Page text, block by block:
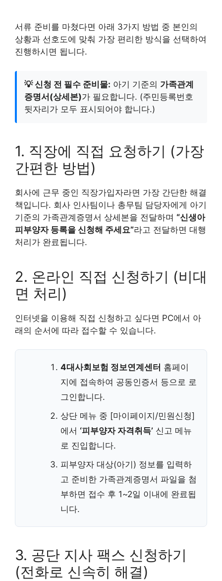
서류 준비를 마쳤다면 아래 3가지 방법 중 본인의
상황과 선호도에 맞춰 가장 편리한 방식을 선택하여
진행하시면 됩니다.
💡 신청 전 필수 준비물: 아기 기준의 가족관계
증명서(상세본)가 필요합니다. (주민등록번호
뒷자리가 모두 표시되어야 합니다.)
1. 직장에 직접 요청하기 (가장
간편한 방법)
회사에 근무 중인 직장가입자라면 가장 간단한 해결
책입니다. 회사 인사팀이나 총무팀 담당자에게 아기
기준의 가족관계증명서 상세본을 전달하며 “신생아
피부양자 등록을 신청해 주세요”라고 전달하면 대행
처리가 완료됩니다.
2. 온라인 직접 신청하기 (비대
면 처리)
인터넷을 이용해 직접 신청하고 싶다면 PC에서 아
래의 순서에 따라 접수할 수 있습니다.
4대사회보험 정보연계센터 홈페이
지에 접속하여 공동인증서 등으로 로
그인합니다.
상단 메뉴 중 [마이페이지/민원신청]
에서 ‘피부양자 자격취득’ 신고 메뉴
로 진입합니다.
피부양자 대상(아기) 정보를 입력하
고 준비한 가족관계증명서 파일을 첨
부하면 접수 후 1~2일 이내에 완료됩
니다.
3. 공단 지사 팩스 신청하기
(전화로 신속히 해결)